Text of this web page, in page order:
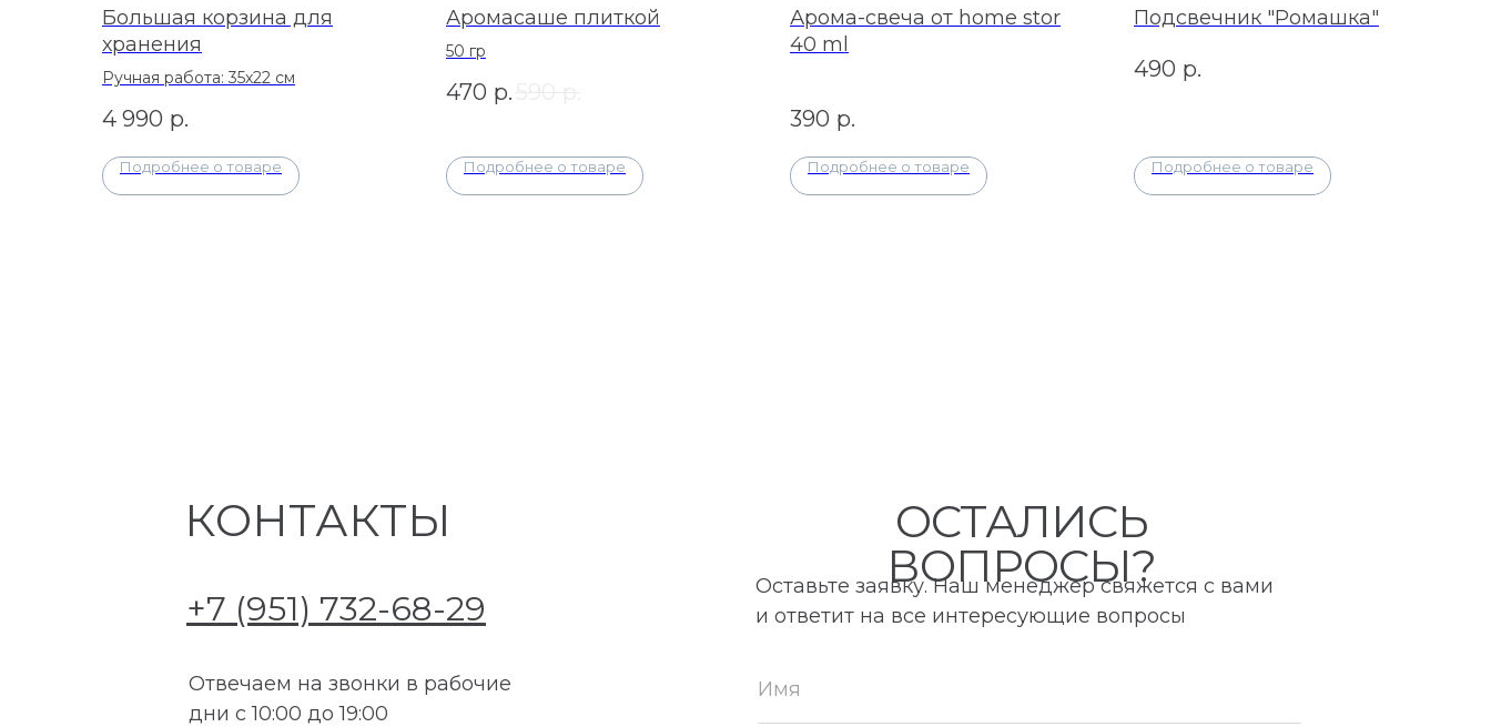
Большая корзина для
хранения
Ручная работа: 35х22 см
4 990 р.
Подробнее о товаре
Аромасаше плиткой
50 гр
470 р.
Подробнее о товаре
Арома-свеча от home stor
40 ml
390 р.
Подробнее о товаре
Подсвечник "Ромашка"
490 р.
Подробнее о товаре
Оставьте заявку. Наш менеджер свяжется с вами
и ответит на все интересующие вопросы
КОНТАКТЫ
ОСТАЛИСЬ
ВОПРОСЫ?
+7 (951) 732-68-29
Отвечаем на звонки в рабочие
дни с 10:00 до 19:00